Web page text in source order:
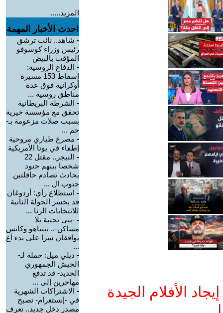
الأفلام الجيدة
المزيد.....
احدث الأخبار المهمة
- شاهد.. نائب ترشق
رئيس وزراء كوسوفو
المؤقت بالبيض
- الدفاع الروسية:
إسقاط 153 مسيرة
أوكرانية فوق عدة
مناطق روسية ...
- الشرطة البريطانية
تحقق مع مؤسسة خيرية
بسبب صلات مزعومة بـ-
حم ...
- مصرع طياري مروحية
إطفاء في يوتا الأمريكية
-
النيجر.. مقتل 22
شخصا بينهم جنود
بحادث تصادم حافلتين
جنوب ال ...
- استطلاع رأي: أردوغان
قد يخسر الجولة الثانية
للانتخابات الرئا ...
- -بنى تحتية بلا
مساكن-.. نتنياهو وكاتس
يوافقان سرا على بدء أع
...
- ديلي ميل: حملة لـ-
الجيش الجمهوري
الجديد- قد تدفع
مهاجرين إلى ...
- الاشتراكات الشهرية
في -إنستغرام- تصبح
مصدر دخل جديد.. تعرف